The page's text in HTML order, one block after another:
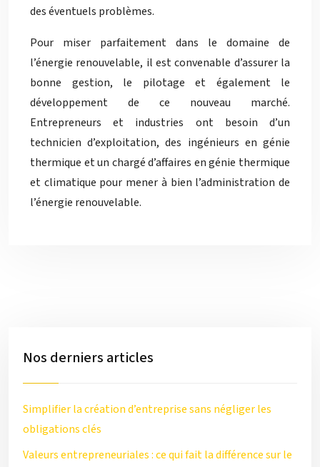
des éventuels problèmes.
Pour miser parfaitement dans le domaine de
l’énergie renouvelable, il est convenable d’assurer la
bonne gestion, le pilotage et également le
développement de ce nouveau marché.
Entrepreneurs et industries ont besoin d’un
technicien d’exploitation, des ingénieurs en génie
thermique et un chargé d’affaires en génie thermique
et climatique pour mener à bien l’administration de
l’énergie renouvelable.
Nos derniers articles
Simplifier la création d’entreprise sans négliger les
obligations clés
Valeurs entrepreneuriales : ce qui fait la différence sur le